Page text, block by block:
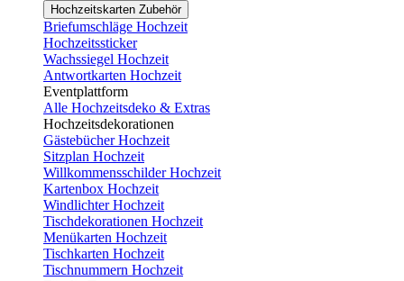
Hochzeitskarten Zubehör
Briefumschläge Hochzeit
Hochzeitssticker
Wachssiegel Hochzeit
Antwortkarten Hochzeit
Eventplattform
Alle Hochzeitsdeko & Extras
Hochzeitsdekorationen
Gästebücher Hochzeit
Sitzplan Hochzeit
Willkommensschilder Hochzeit
Kartenbox Hochzeit
Windlichter Hochzeit
Tischdekorationen Hochzeit
Menükarten Hochzeit
Tischkarten Hochzeit
Tischnummern Hochzeit